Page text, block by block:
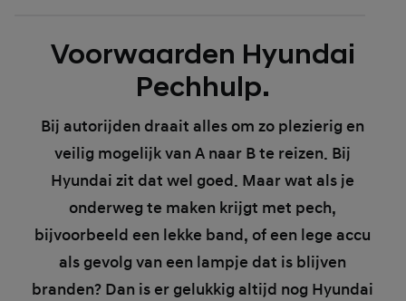
Voorwaarden Hyundai
Pechhulp.
Bij autorijden draait alles om zo plezierig en
veilig mogelijk van A naar B te reizen. Bij
Hyundai zit dat wel goed. Maar wat als je
onderweg te maken krijgt met pech,
bijvoorbeeld een lekke band, of een lege accu
als gevolg van een lampje dat is blijven
branden? Dan is er gelukkig altijd nog Hyundai